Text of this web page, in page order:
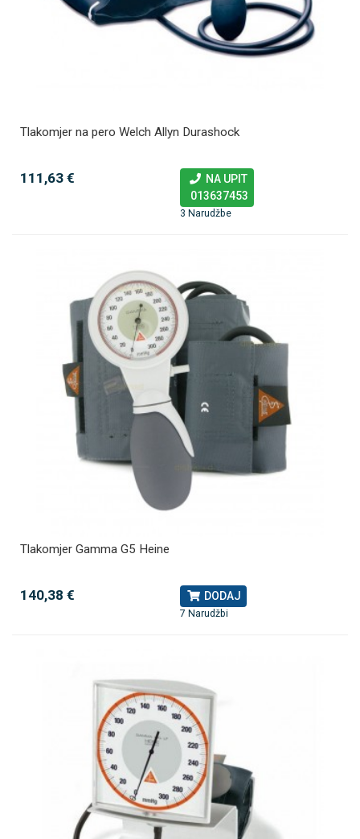
Tlakomjer na pero Welch Allyn Durashock
111,63 €
NA UPIT
013637453
3 Narudžbe
Tlakomjer Gamma G5 Heine
140,38 € DODAJ
7 Narudžbi